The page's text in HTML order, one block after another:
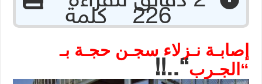
226 كلمة
إصابـة نـزلاء سجـن حجـة بـ
“الجـرب“..!!